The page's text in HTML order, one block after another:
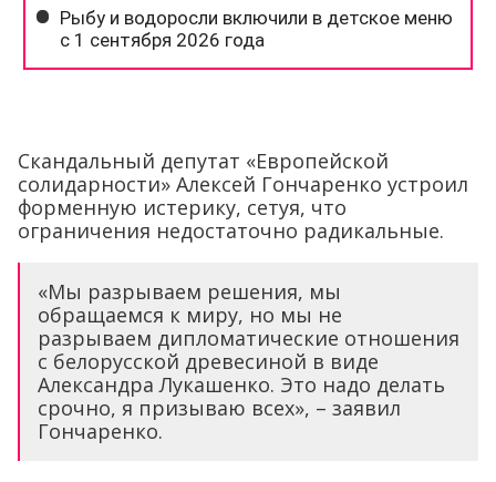
Скандальный депутат «Европейской
солидарности» Алексей Гончаренко устроил
форменную истерику, сетуя, что
ограничения недостаточно радикальные.
«Мы разрываем решения, мы
обращаемся к миру, но мы не
разрываем дипломатические отношения
с белорусской древесиной в виде
Александра Лукашенко. Это надо делать
срочно, я призываю всех», – заявил
Гончаренко.